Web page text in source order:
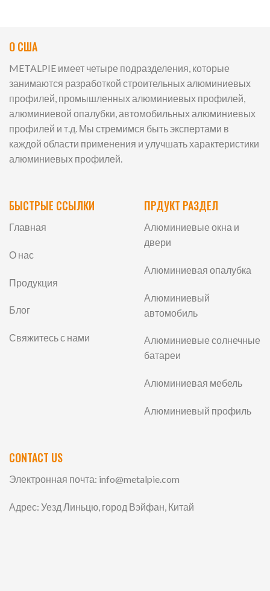
О США
METALPIE имеет четыре подразделения, которые
занимаются разработкой строительных алюминиевых
профилей, промышленных алюминиевых профилей,
алюминиевой опалубки, автомобильных алюминиевых
профилей и т.д. Мы стремимся быть экспертами в
каждой области применения и улучшать характеристики
алюминиевых профилей.
БЫСТРЫЕ ССЫЛКИ
Главная
О нас
Продукция
Блог
Свяжитесь с нами
ПРДУКТ РАЗДЕЛ
Алюминиевые окна и
двери
Алюминиевая опалубка
Алюминиевый
автомобиль
Алюминиевые солнечные
батареи
Алюминиевая мебель
Алюминиевый профиль
CONTACT US
Электронная почта: info@metalpie.com
Адрес: Уезд Линьцю, город Вэйфан, Китай